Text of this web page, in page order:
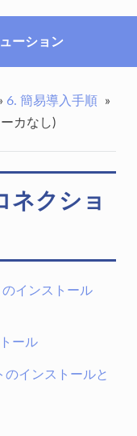
ーション
6. 簡易導入手順 »
カなし)
ネクショ
インストール
ール
インストールと